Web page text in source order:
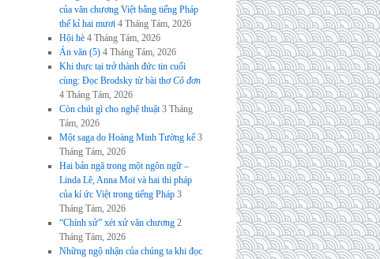
của văn chương Việt bằng tiếng Pháp
thế kỉ hai mươi 4 Tháng Tám, 2026
Hội hè 4 Tháng Tám, 2026
Án văn (5) 4 Tháng Tám, 2026
Khi thực tại trở thành đức tin cuối
cùng: Đọc Brodsky từ bài thơCô đơn
4 Tháng Tám, 2026
Còn chút gì cho nghệ thuật 3 Tháng
Tám, 2026
Một saga do Hoàng Minh Tường kể 3
Tháng Tám, 2026
Hai bản ngã trong một ngôn ngữ –
Linda Lê, Anna Moï và hai thi pháp
của kí ức Việt trong tiếng Pháp 3
Tháng Tám, 2026
“Chính sử” xét xử văn chương 2
Tháng Tám, 2026
Những ngộ nhận của chúng ta khi đọc